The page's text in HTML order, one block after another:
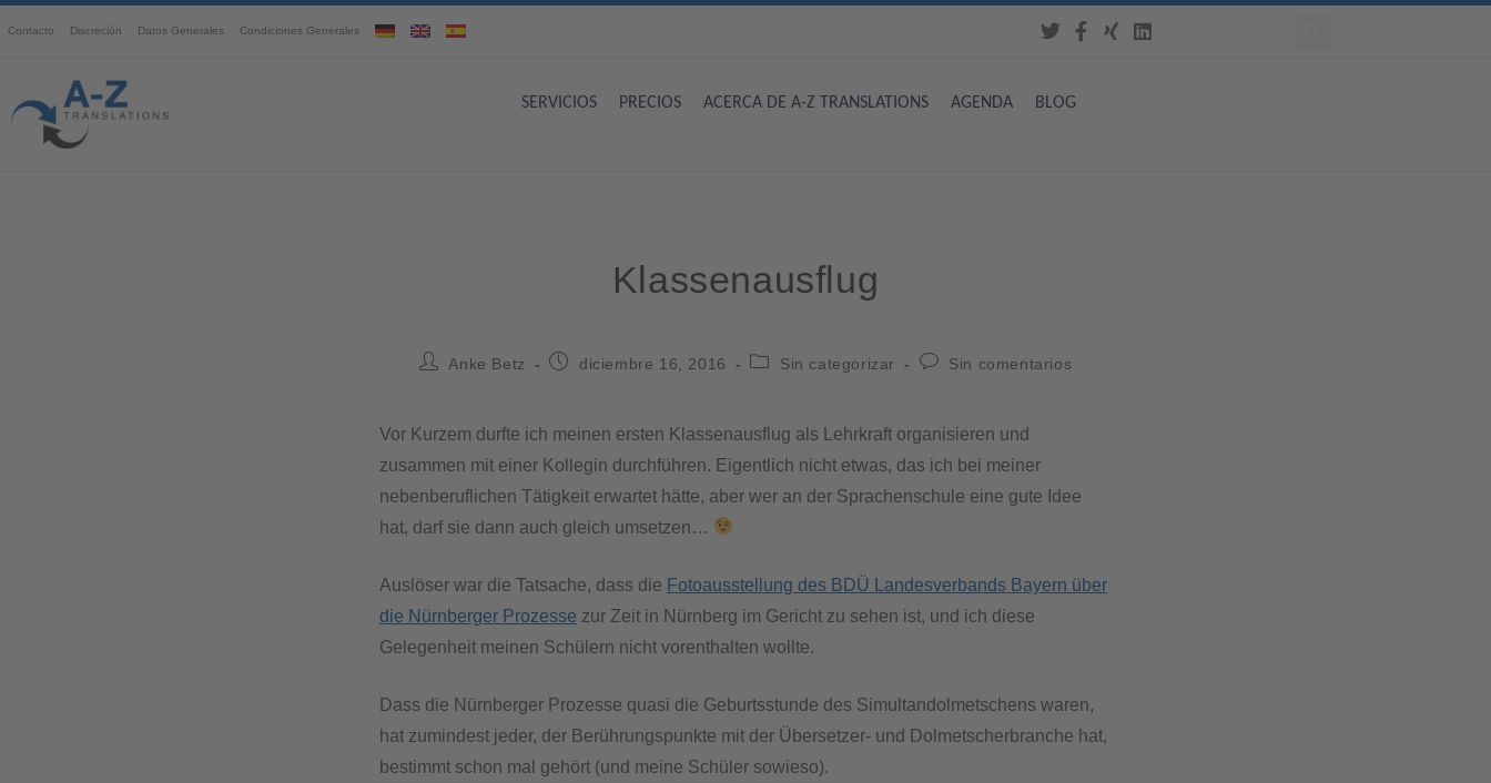
Contacto Discreción Datos Generales Condiciones Generales
SERVICIOS PRECIOS ACERCA DE A-Z TRANSLATIONS AGENDA BLOG
Klassenausflug
Anke Betz diciembre 16, 2016 Sin categorizar Sin comentarios
Vor Kurzem durfte ich meinen ersten Klassenausflug als Lehrkraft organisieren und
zusammen mit einer Kollegin durchführen. Eigentlich nicht etwas, das ich bei meiner
nebenberuflichen Tätigkeit erwartet hätte, aber wer an der Sprachenschule eine gute Idee
hat, darf sie dann auch gleich umsetzen…
Auslöser war die Tatsache, dass die Fotoausstellung des BDÜ Landesverbands Bayern über
die Nürnberger Prozesse zur Zeit in Nürnberg im Gericht zu sehen ist, und ich diese
Gelegenheit meinen Schülern nicht vorenthalten wollte.
Dass die Nürnberger Prozesse quasi die Geburtsstunde des Simultandolmetschens waren,
hat zumindest jeder, der Berührungspunkte mit der Übersetzer- und Dolmetscherbranche hat,
bestimmt schon mal gehört (und meine Schüler sowieso).